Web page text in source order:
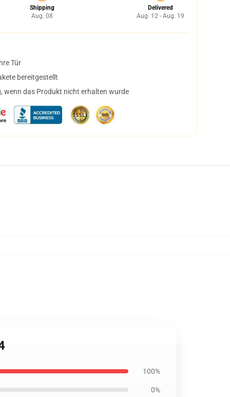
Shipping
Aug. 08
Delivered
Aug. 12 - Aug. 19
Tür
bereitgestellt
wenn das Produkt nicht erhalten wurde
100%
0%